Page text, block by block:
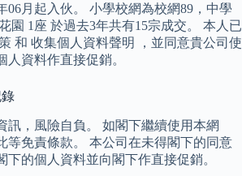
06月起入伙。 小學校網為校網89，中學
園 1座 於過去3年共有15宗成交。 本人已
和 收集個人資料聲明 ，並同意貴公司使
人資料作直接促銷。
訊，風險自負。 如閣下繼續使用本網
等免責條款。 本公司在未得閣下的同意
下的個人資料並向閣下作直接促銷。